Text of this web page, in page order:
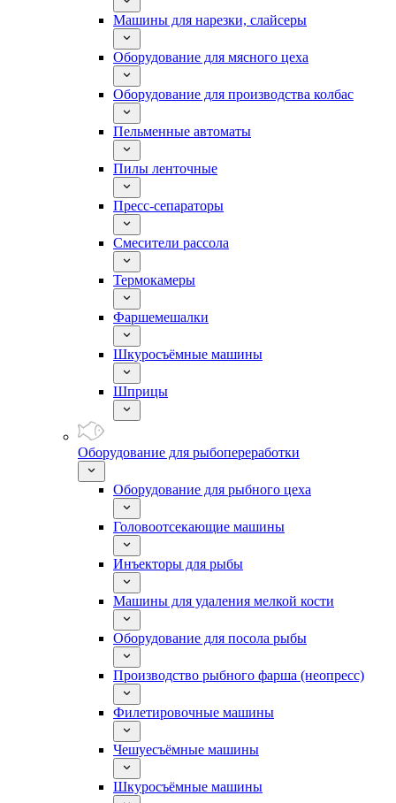
Машины для нарезки, слайсеры
Оборудование для мясного цеха
Оборудование для производства колбас
Пельменные автоматы
Пилы ленточные
Пресс-сепараторы
Смесители рассола
Термокамеры
Фаршемешалки
Шкуросъёмные машины
Шприцы
Оборудование для рыбопереработки
Оборудование для рыбного цеха
Головоотсекающие машины
Инъекторы для рыбы
Машины для удаления мелкой кости
Оборудование для посола рыбы
Производство рыбного фарша (неопресс)
Филетировочные машины
Чешуесъёмные машины
Шкуросъёмные машины